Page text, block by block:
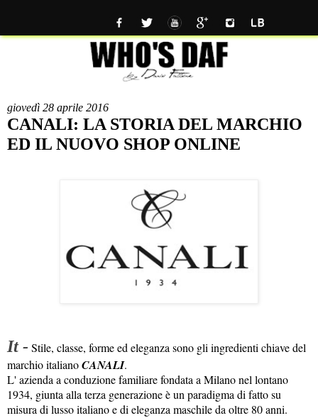
giovedì 28 aprile 2016
CANALI: LA STORIA DEL MARCHIO
ED IL NUOVO SHOP ONLINE
It - Stile, classe, forme ed eleganza sono gli ingredienti chiave del
marchio italianoCANALI.
L' azienda a conduzione familiare fondata a Milano nel lontano
1934, giunta alla terza generazione è un paradigma di fatto su
misura di lusso italiano e di eleganza maschile da oltre 80 anni.